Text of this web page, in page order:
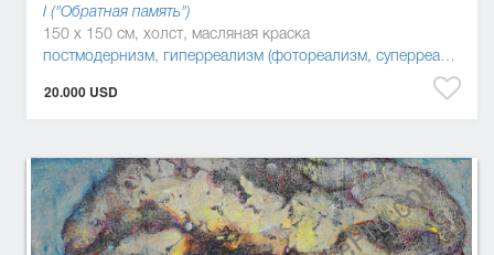
I ("Обратная память")
150 x 150 см, холст, масляная краска
постмодернизм, гиперреализм (фотореализм, суперреализм)
20.000 USD